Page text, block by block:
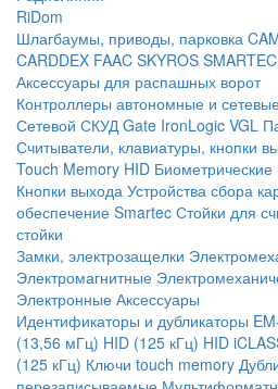
RiDom
Шлагбаумы, приводы, парковка
CARDDEX FAAC SKYROS SMARTEC
Аксессуары для распашных ворот
Контроллеры автономные и
Сетевой СКУД Gate IronLogic VGL
Считыватели, клавиатуры, кнопки
Touch Memory HID Биометрические
Кнопки выхода Устройства сбора
обеспечение Smartec Стойки для
стойки
Замки, электрозащелки
Электромагнитные
Электронные Аксессуары
Идентификаторы и дубликаторы
(13,56 мГц) HID (125 кГц) HID
(125 кГц) Ключи touch memory